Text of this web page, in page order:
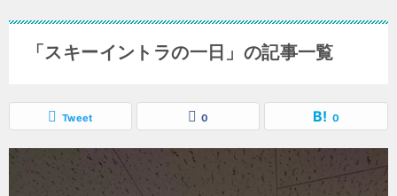
「スキーイントラの一日」の記事一覧
Tweet 0 0